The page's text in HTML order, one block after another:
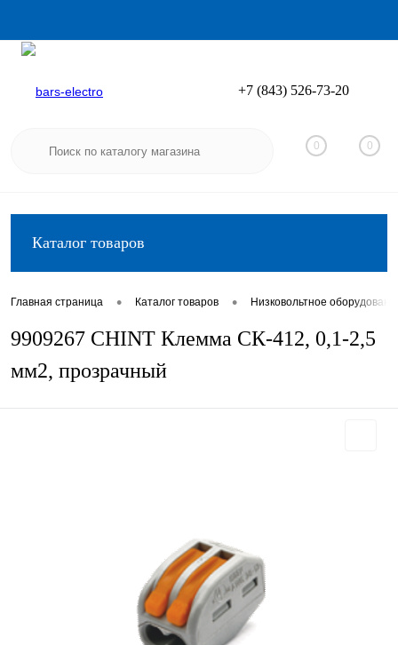
Вход
+7 (843) 526-73-20
0 0
Каталог товаров
Главная страница • Каталог товаров • Низковольтное
9909267 CHINT Клемма СК-412, 0,1-2,5
мм2, прозрачный